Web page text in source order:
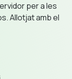
per a les
Allotjat amb el